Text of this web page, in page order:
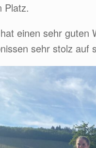
Platz.
einen sehr guten
sehr stolz auf